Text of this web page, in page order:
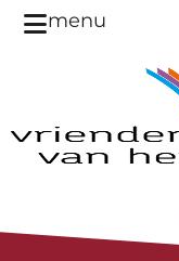
menu